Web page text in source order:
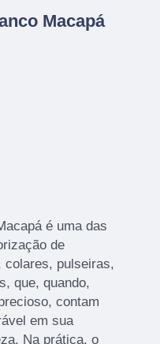
Macapá
é uma das
de
colares, pulseiras,
que, quando,
contam
em sua
Na prática, o